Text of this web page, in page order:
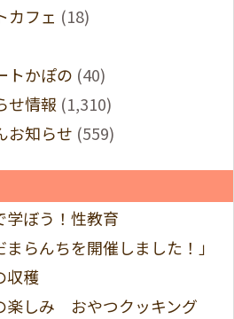
カフェ (18)
トかぽの (40)
せ情報 (1,310)
お知らせ (559)
学ぼう！性教育
まらんちを開催しました！」
収穫
楽しみ おやつクッキング